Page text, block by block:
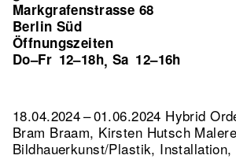
Markgrafenstrasse 68
Berlin Süd
Öffnungszeiten
Do–Fr 12–18h, Sa 12–16h
18.04.2024 – 01.06.2024 Hybrid
Bram Braam, Kirsten Hutsch
Bildhauerkunst/Plastik,